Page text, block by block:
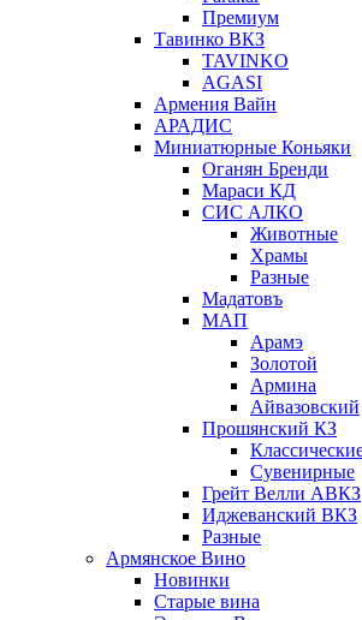
Премиум
Тавинко ВКЗ
TAVINKO
AGASI
Армения Вайн
АРАДИС
Миниатюрные Коньяки
Оганян Бренди
Мараси КД
СИС АЛКО
Животные
Храмы
Разные
Мадатовъ
МАП
Арамэ
Золотой
Армина
Айвазовский
Прошянский КЗ
Сувенирные
Грейт Велли АВКЗ
Иджеванский ВКЗ
Разные
Армянское Вино
Новинки
Старые вина